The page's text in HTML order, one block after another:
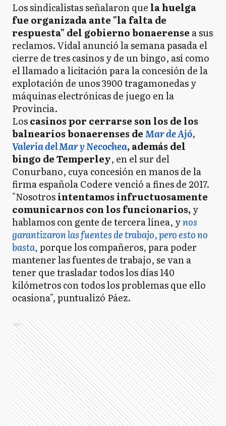
Los sindicalistas señalaron que la huelga
fue organizada ante "la falta de
respuesta" del gobierno bonaerense a sus
reclamos. Vidal anunció la semana pasada el
cierre de tres casinos y de un bingo, así como
el llamado a licitación para la concesión de la
explotación de unos 3900 tragamonedas y
máquinas electrónicas de juego en la
Provincia.
Loscasinos por cerrarse son los de los
balnearios bonaerenses deMar de Ajó,
Valeria del Mar y Necochea, además del
bingo de Temperley, en el sur del
Conurbano, cuya concesión en manos de la
firma española Codere venció a fines de 2017.
"Nosotrosintentamos infructuosamente
comunicarnos con los funcionarios, y
hablamos con gente de tercera línea, ynos
garantizaron las fuentes de trabajo, pero esto no
basta,porque los compañeros, para poder
mantener las fuentes de trabajo, se van a
tener que trasladar todos los días 140
kilómetros con todos los problemas que ello
ocasiona", puntualizó Páez.
Ads